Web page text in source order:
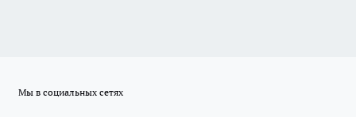
Мы в социальных сетях